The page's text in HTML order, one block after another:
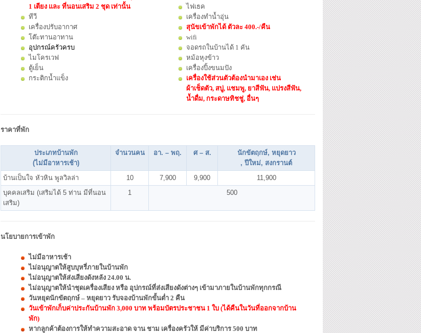
1 เตียง และ ที่นอนเสริม 2 ชุด เท่านั้น
ทีวี
เครื่องปรับอากาศ
โต๊ะทานอาทาน
อุปกรณ์ครัวครบ
ไมโครเวฟ
ตู้เย็น
กระติกน้ำแข็ง
ไฟเธค
เครื่องทำน้ำอุ่น
สุนัขเข้าพักได้ ตัวละ 400.-/คืน
wifi
จอดรถในบ้านได้ 1 คัน
หม้อหุงข้าว
เครื่องปิ้งขนมปัง
เครื่องใช้ส่วนตัวต้องนำมาเอง เช่น
ผ้าเช็ดตัว, สบู่, แชมพู, ยาสีฟัน, แปรงสีฟัน,
น้ำดื่ม, กระดาษทิชชู่, อื่นๆ
ราคาที่พัก
ประเภทบ้านพัก
(ไม่มีอาหารเช้า)
จำนวนคน อา. – พฤ. ศ – ส.
นักขัตฤกษ์, หยุดยาว
, ปีใหม่, สงกรานต์
บ้านเป็นใจ หัวหิน พูลวิลล่า
10 7,900 9,900
11,900
บุคคลเสริม (เสริมได้ 5 ท่าน มีที่นอน
เสริม)
1 500
นโยบายการเข้าพัก
ไม่มีอาหารเช้า
ไม่อนุญาตให้สูบบุหรี่ภายในบ้านพัก
ไม่อนุญาตให้ส่งเสียงดังหลัง 24.00 น.
ไม่อนุญาตให้นำชุดเครื่องเสียง หรือ อุปกรณ์ที่ส่งเสียงดังต่างๆ เข้ามาภายในบ้านพักทุกกรณี
วันหยุดนักขัตฤกษ์ – หยุดยาว รับจองบ้านพักขั้นต่ำ 2 คืน
วันเข้าพักเก็บค่าประกันบ้านพัก 3,000 บาท พร้อมบัตรประชาชน 1 ใบ (ได้คืนในวันที่ออกจากบ้าน
พัก)
หากลูกค้าต้องการให้ทำความสะอาด จาน ชาม เครื่องครัวให้ มีค่าบริการ 500 บาท